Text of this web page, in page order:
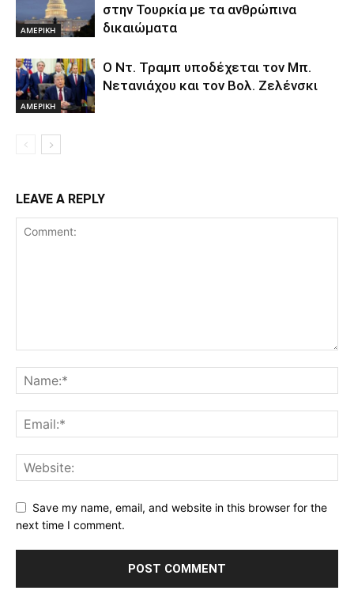
ΑΜΕΡΙΚΗ
στην Τουρκία με τα ανθρώπινα
δικαιώματα
ΑΜΕΡΙΚΗ
Ο Ντ. Τραμπ υποδέχεται τον Μπ.
Νετανιάχου και τον Βολ. Ζελένσκι
LEAVE A REPLY
Save my name, email, and website in this browser for the
next time I comment.